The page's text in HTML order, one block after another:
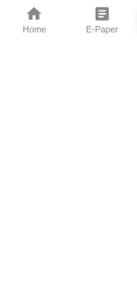
Home E-Paper